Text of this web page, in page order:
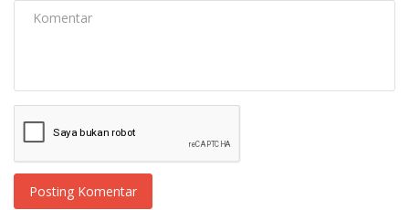
Posting Komentar